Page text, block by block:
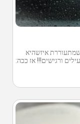
איזשהיא
ורגישים!!! אז ככה: